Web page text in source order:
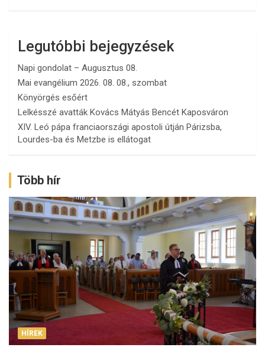
Legutóbbi bejegyzések
Napi gondolat – Augusztus 08.
Mai evangélium 2026. 08. 08., szombat
Könyörgés esőért
Lelkésszé avatták Kovács Mátyás Bencét Kaposváron
XIV. Leó pápa franciaországi apostoli útján Párizsba,
Lourdes-ba és Metzbe is ellátogat
Több hír
HÍREK